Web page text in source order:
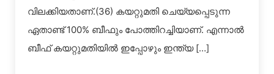
വിലക്കിയതാണ്.(36) കയറ്റുമതി ചെയ്യപ്പെടുന്ന
ഏതാണ്ട് 100% ബീഫും പോത്തിറച്ചിയാണ്. എന്നാല്‍
ബീഫ് കയറ്റുമതിയില്‍ ഇപ്പോഴും ഇന്ത്യ […]